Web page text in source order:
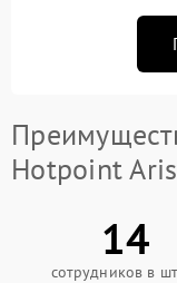
Hotpoint
14
сотрудников в